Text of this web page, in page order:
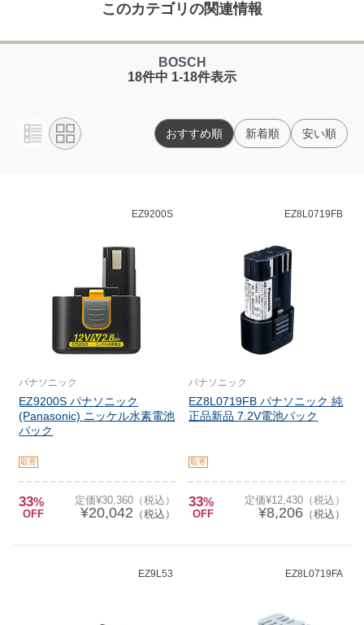
このカテゴリの関連情報
BOSCH
18件中 1-18件表示
おすすめ順 新着順 安い順
EZ9200S
パナソニック
EZ9200S パナソニック
(Panasonic) ニッケル水素電池
パック
取寄
33%
OFF
定価¥30,360（税込）
¥20,042 （税込）
EZ8L0719FB
パナソニック
EZ8L0719FB パナソニック 純
正品新品 7.2V電池パック
取寄
33%
OFF
定価¥12,430（税込）
¥8,206（税込）
EZ9L53 EZ8L0719FA